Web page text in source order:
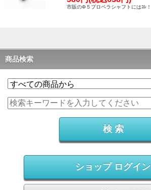
市販のΦ５プロペラシャフトにはｺﾚ！
商品検索
ショップ ログイン